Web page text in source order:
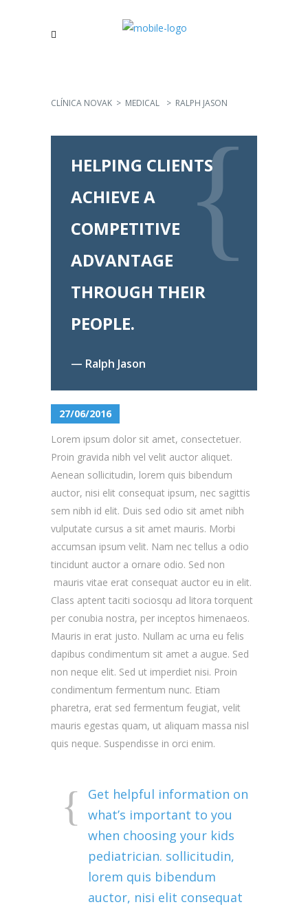
CLÍNICA NOVAK > MEDICAL > RALPH JASON
HELPING CLIENTS
ACHIEVE A
COMPETITIVE
ADVANTAGE
THROUGH THEIR
PEOPLE.
— Ralph Jason
27/06/2016
Lorem ipsum dolor sit amet, consectetuer.
Proin gravida nibh vel velit auctor aliquet.
Aenean sollicitudin, lorem quis bibendum
auctor, nisi elit consequat ipsum, nec sagittis
sem nibh id elit. Duis sed odio sit amet nibh
vulputate cursus a sit amet mauris. Morbi
accumsan ipsum velit. Nam nec tellus a odio
tincidunt auctor a ornare odio. Sed non
mauris vitae erat consequat auctor eu in elit.
Class aptent taciti sociosqu ad litora torquent
per conubia nostra, per inceptos himenaeos.
Mauris in erat justo. Nullam ac urna eu felis
dapibus condimentum sit amet a augue. Sed
non neque elit. Sed ut imperdiet nisi. Proin
condimentum fermentum nunc. Etiam
pharetra, erat sed fermentum feugiat, velit
mauris egestas quam, ut aliquam massa nisl
quis neque. Suspendisse in orci enim.
Get helpful information on
what’s important to you
when choosing your kids
pediatrician. sollicitudin,
lorem quis bibendum
auctor, nisi elit consequat